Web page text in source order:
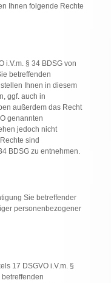
Ihnen folgende Rechte
i.V.m. § 34 BDSG von
betreffenden
Ihnen in diesem
ggf. auch in
außerdem das Recht
genannten
jedoch nicht
sind
BDSG zu entnehmen.
Sie betreffender
personenbezogener
17 DSGVO i.V.m. §